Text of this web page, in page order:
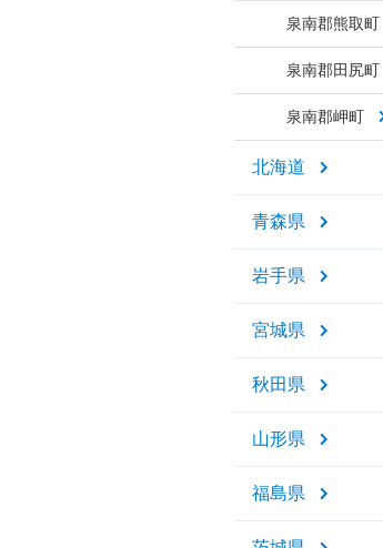
泉南郡熊取町
泉南郡田尻町
泉南郡岬町
北海道
青森県
岩手県
宮城県
秋田県
山形県
福島県